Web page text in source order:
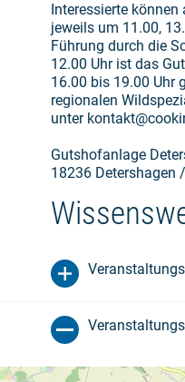
Interessierte
jeweils um 11.00,
Führung durch die
12.00 Uhr ist das
16.00 bis 19.00 Uhr
regionalen
unter
Gutshofanlage
18236 Detershagen